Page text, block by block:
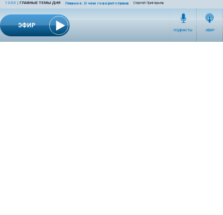
ЭФИР
12:03 | ГЛАВНЫЕ ТЕМЫ ДНЯ Главное. О чем говорит страна Сергей Григорьев
ПОДКАСТЫ ЭФИР